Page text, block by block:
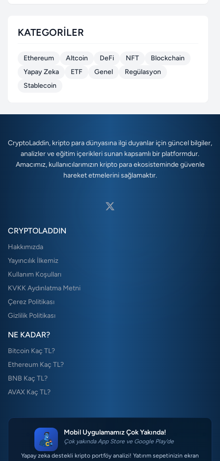
KATEGORILER
Ethereum Altcoin DeFi NFT
Blockchain
Yapay Zeka
ETF Genel
Regülasyon
Stablecoin
CryptoLaddin, kripto para dünyasına ilgi duyanlar için güncel bilgiler,
analizler ve eğitim içerikleri sunan kapsamlı bir platformdur.
Amacımız, kullanıcılarımızın kripto para ekosisteminde güvenle
hareket etmelerini sağlamaktır.
CRYPTOLADDIN
Hakkımızda
Yayıncılık İlkemiz
Kullanım Koşulları
KVKK Aydınlatma Metni
Çerez Politikası
Gizlilik Politikası
NE KADAR?
Bitcoin Kaç TL?
Ethereum Kaç TL?
BNB Kaç TL?
AVAX Kaç TL?
Mobil Uygulamamız Çok Yakında!
Çok yakında App Store ve Google Play'de
Yapay zeka destekli kripto portföy analizi! Yatırım sepetinizin ekran